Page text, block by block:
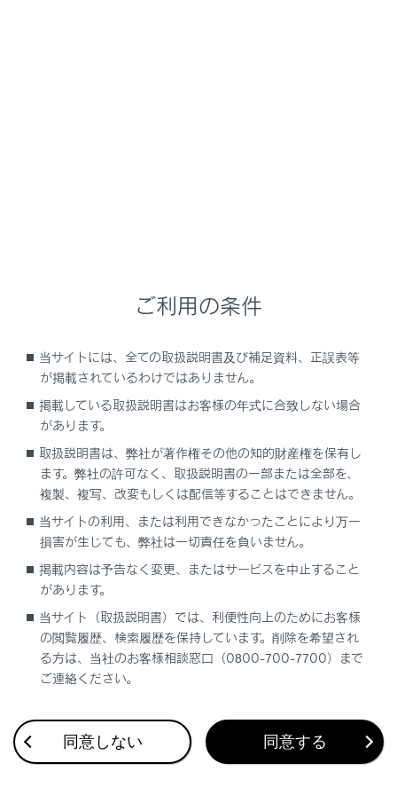
停車時にアイドリングストップする
Stop & Start システムを非作動にする
Stop & Start システムのメッセージ
オーディオが突然OFFになった
合わせて見られているページ
シフトポジションを切りかえる
給油
ご利用の条件
当サイトには、全ての取扱説明書及び補足資料、正誤表等
が掲載されているわけではありません。
掲載している取扱説明書はお客様の年式に合致しない場合
があります。
取扱説明書は、弊社が著作権その他の知的財産権を保有し
ます。弊社の許可なく、取扱説明書の一部または全部を、
複製、複写、改変もしくは配信等することはできません。
当サイトの利用、または利用できなかったことにより万一
損害が生じても、弊社は一切責任を負いません。
掲載内容は予告なく変更、またはサービスを中止すること
があります。
当サイト（取扱説明書）では、利便性向上のためにお客様
の閲覧履歴、検索履歴を保持しています。削除を希望され
る方は、当社のお客様相談窓口（0800-700-7700）まで
ご連絡ください。
同意しない 同意する